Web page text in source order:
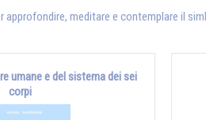
meditare e contemplare il
umane e del sistema dei sei
corpi